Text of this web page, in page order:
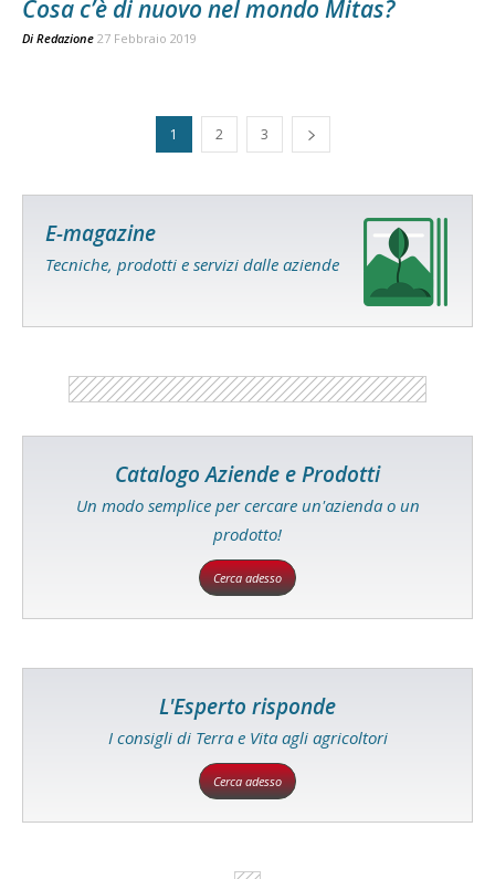
Cosa c’è di nuovo nel mondo Mitas?
Di Redazione 27 Febbraio 2019
1 2 3
E-magazine
Tecniche, prodotti e servizi dalle aziende
Catalogo Aziende e Prodotti
Un modo semplice per cercare un'azienda o un
prodotto!
Cerca adesso
L'Esperto risponde
I consigli di Terra e Vita agli agricoltori
Cerca adesso